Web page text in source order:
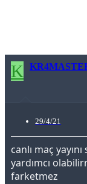
K
29/4/21
canlı maç
yardımcı
farketmez